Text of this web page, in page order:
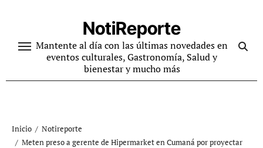
contenido
NotiReporte
Mantente al día con las últimas novedades en
eventos culturales, Gastronomía, Salud y
bienestar y mucho más
Inicio
Notireporte
Meten preso a gerente de Hipermarket en Cumaná por proyectar